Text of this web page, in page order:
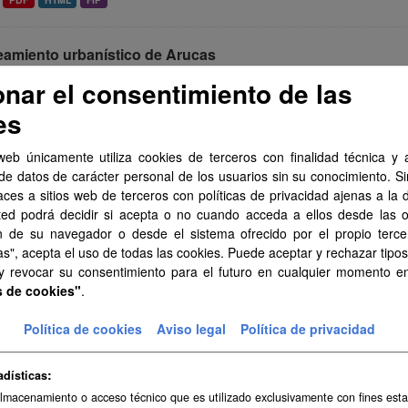
urbanístico de Arucas
urbanístico sistematizado del municipio de Arucas . Esta
y ha contado con la financiación del...
PDF
urbanístico de Barlovento
urbanístico sistematizado del municipio de Barlovento . Esta
y ha contado con la financiación del...
PDF HTML FIP
urbanístico sistematizado del municipio de Tuineje . Esta
y ha contado con la financiación del...
PDF HTML
el consentimiento de las
únicamente utiliza cookies de terceros con finalidad técnica y
datos de carácter personal de los usuarios sin su conocimiento.
a sitios web de terceros con políticas de privacidad ajenas a la
podrá decidir si acepta o no cuando acceda a ellos desde las
de su navegador o desde el sistema ofrecido por el propio
acepta el uso de todas las cookies. Puede aceptar y rechazar
revocar su consentimiento para el futuro en cualquier momento
de cookies".
Política de cookies Aviso legal Política de privacidad
o acceso técnico que es utilizado exclusivamente con fines